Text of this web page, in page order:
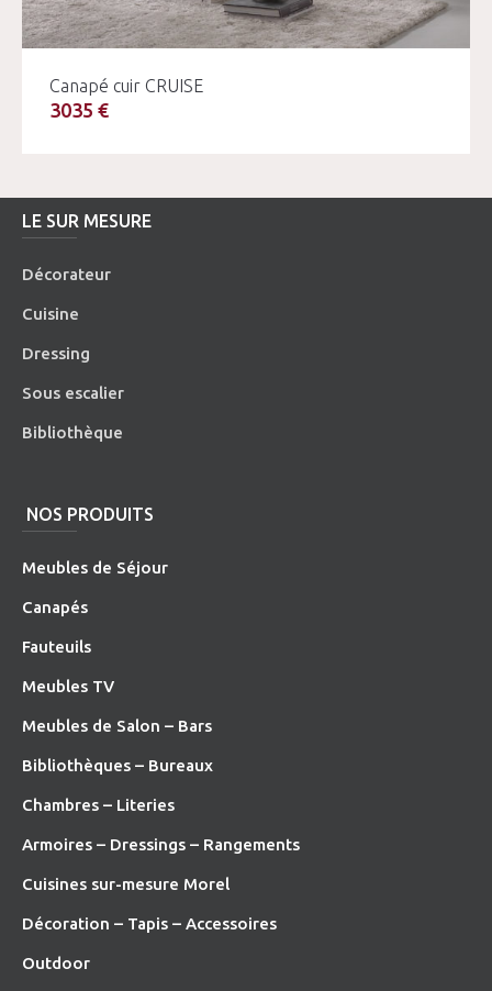
Canapé cuir CRUISE
3035 €
LE SUR MESURE
Décorateur
Cuisine
Dressing
Sous escalier
Bibliothèque
NOS PRODUITS
Meubles de Séjour
Canapés
Fauteuils
Meubles TV
Meubles de Salon – Bars
Bibliothèques – Bureaux
Chambres – Literies
Armoires – Dressings – Rangements
Cuisines sur-mesure Morel
Décoration – Tapis – Accessoires
Outdoor